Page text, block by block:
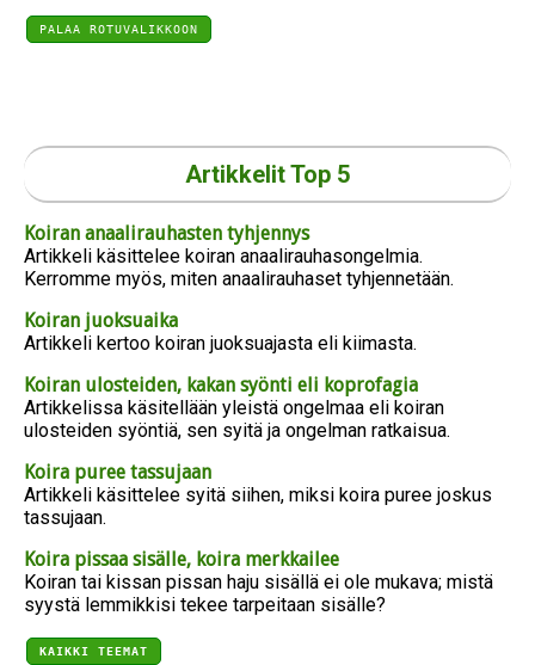
PALAA ROTUVALIKKOON
Artikkelit Top 5
Koiran anaalirauhasten tyhjennys
Artikkeli käsittelee koiran anaalirauhasongelmia.
Kerromme myös, miten anaalirauhaset tyhjennetään.
Koiran juoksuaika
Artikkeli kertoo koiran juoksuajasta eli kiimasta.
Koiran ulosteiden, kakan syönti eli koprofagia
Artikkelissa käsitellään yleistä ongelmaa eli koiran
ulosteiden syöntiä, sen syitä ja ongelman ratkaisua.
Koira puree tassujaan
Artikkeli käsittelee syitä siihen, miksi koira puree joskus
tassujaan.
Koira pissaa sisälle, koira merkkailee
Koiran tai kissan pissan haju sisällä ei ole mukava; mistä
syystä lemmikkisi tekee tarpeitaan sisälle?
KAIKKI TEEMAT